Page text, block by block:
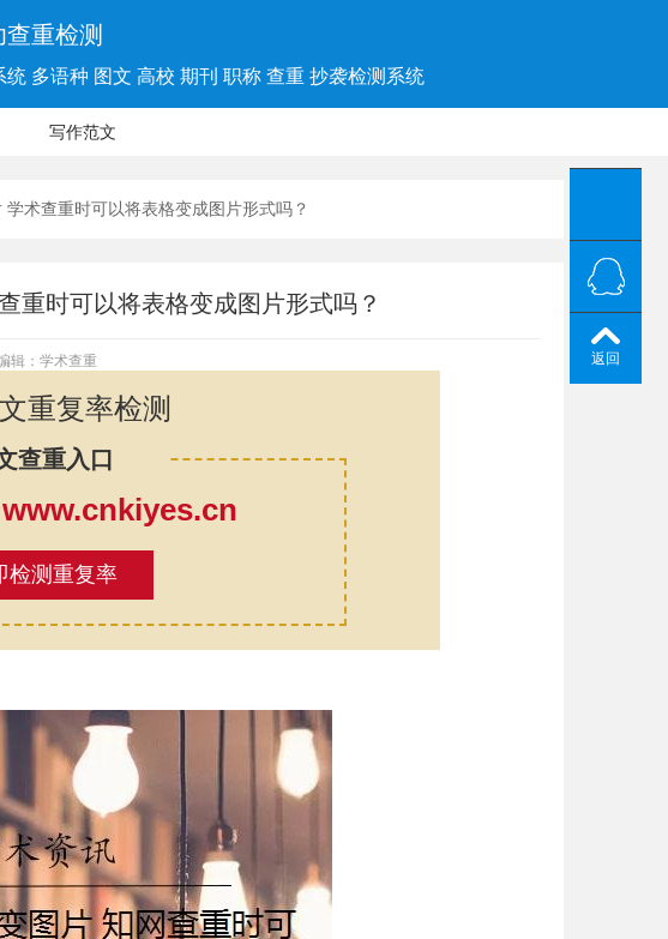
重检测
多语种 图文 高校 期刊 职称 查重 抄袭检测系统
写作范文
术查重时可以将表格变成图片形式吗？
重时可以将表格变成图片形式吗？
辑：学术查重
重复率检测
查重入口
检测重复率
返回